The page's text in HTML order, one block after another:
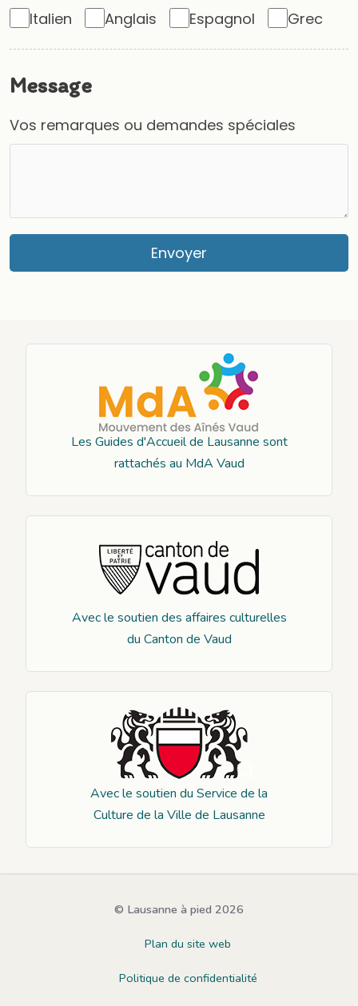
Italien
Anglais Espagnol Grec
Message
Vos remarques ou demandes spéciales
Envoyer
Les Guides d'Accueil de Lausanne sont
rattachés au MdA Vaud
Avec le soutien des affaires culturelles
du Canton de Vaud
Avec le soutien du Service de la
Culture de la Ville de Lausanne
© Lausanne à pied 2026
Plan du site web
Politique de confidentialité